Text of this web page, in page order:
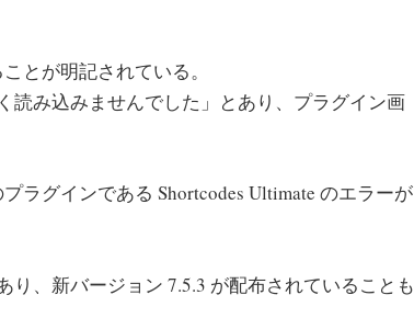
とが明記されている。
読み込みませんでした」とあり、プラグイン画
ラグインである Shortcodes Ultimate のエラーが
り、新バージョン 7.5.3 が配布されていることも